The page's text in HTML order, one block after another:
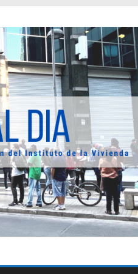
representaciones [2022]
latinoamericanas
emblemático [2014]